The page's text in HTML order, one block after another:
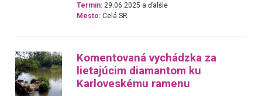
Termín: 29.06.2025 a ďalšie
Mesto: Celá SR
Komentovaná vychádzka za
lietajúcim diamantom ku
Karloveskému ramenu